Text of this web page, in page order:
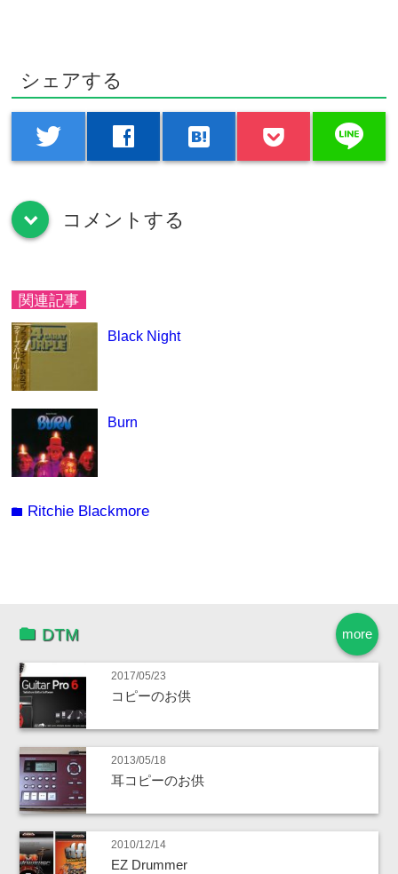
シェアする
twitter facebook hatenabookmark line
down コメントする
関連記事
Black Night
Burn
folder Ritchie Blackmore
more
DTM
2017/05/23
コピーのお供
2013/05/18
耳コピーのお供
2010/12/14
EZ Drummer